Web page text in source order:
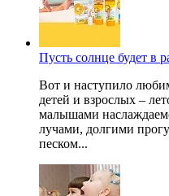
Пусть солнце будет в
Вот и наступило
детей и взрослых –
малышами
лучами, долгими
песком...